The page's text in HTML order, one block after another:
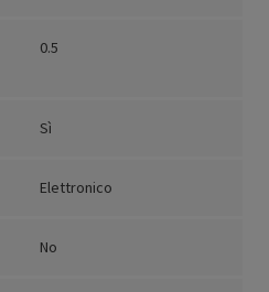
0.5
Sì
Elettronico
No